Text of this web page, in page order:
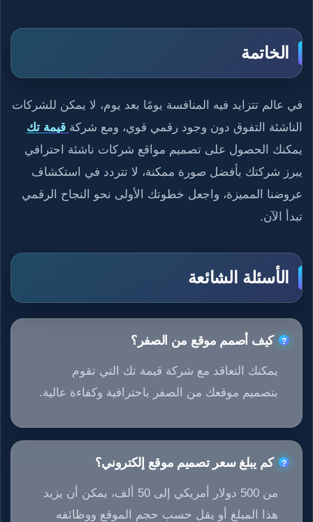
الخاتمة
في عالم تتزايد فيه المنافسة يومًا بعد يوم، لا يمكن للشركات
الناشئة التفوق دون وجود رقمي قوي، ومع شركة قيمة تك
يمكنك الحصول على تصميم مواقع شركات ناشئة احترافي
يبرز شركتك بأفضل صورة ممكنة، لا تتردد في استكشاف
عروضنا المميزة، واجعل خطوتك الأولى نحو النجاح الرقمي
تبدأ الآن.
الأسئلة الشائعة
كيف أصمم موقع من الصفر؟
يمكنك التعاقد مع شركة قيمة تك التي تقوم
بتصميم موقعك من الصفر باحترافية وكفاءة عالية.
كم يبلغ سعر تصميم موقع إلكتروني؟
من 500 دولار أمريكي إلى 50 ألف، يمكن أن يزيد
هذا المبلغ أو يقل حسب حجم الموقع ووظائفه